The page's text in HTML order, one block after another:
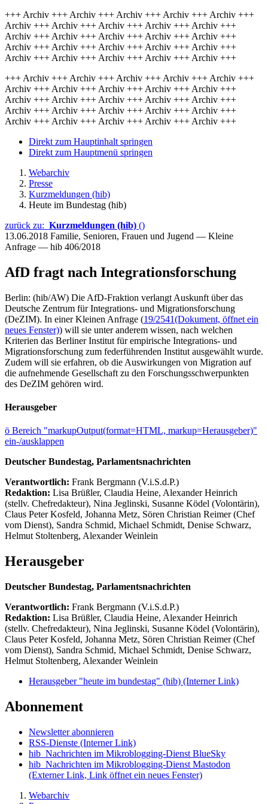
+++ Archiv +++ Archiv +++ Archiv +++ Archiv +++ Archiv +++
Archiv +++ Archiv +++ Archiv +++ Archiv +++ Archiv +++
Archiv +++ Archiv +++ Archiv +++ Archiv +++ Archiv +++
Archiv +++ Archiv +++ Archiv +++ Archiv +++ Archiv +++
Archiv +++ Archiv +++ Archiv +++ Archiv +++ Archiv +++
+++ Archiv +++ Archiv +++ Archiv +++ Archiv +++ Archiv +++
Archiv +++ Archiv +++ Archiv +++ Archiv +++ Archiv +++
Archiv +++ Archiv +++ Archiv +++ Archiv +++ Archiv +++
Archiv +++ Archiv +++ Archiv +++ Archiv +++ Archiv +++
Archiv +++ Archiv +++ Archiv +++ Archiv +++ Archiv +++
Direkt zum Hauptinhalt springen
Direkt zum Hauptmenü springen
Webarchiv
Presse
Kurzmeldungen (hib)
Heute im Bundestag (hib)
zurück zu: Kurzmeldungen (hib) ()
13.06.2018 Familie, Senioren, Frauen und Jugend — Kleine
Anfrage — hib 406/2018
AfD fragt nach Integrationsforschung
Berlin: (hib/AW) Die AfD-Fraktion verlangt Auskunft über das
Deutsche Zentrum für Integrations- und Migrationsforschung
(DeZIM). In einer Kleinen Anfrage (19/2541(Dokument, öffnet ein
neues Fenster)) will sie unter anderem wissen, nach welchen
Kriterien das Berliner Institut für empirische Integrations- und
Migrationsforschung zum federführenden Institut ausgewählt wurde.
Zudem will sie erfahren, ob die Auswirkungen von Migration auf
die aufnehmende Gesellschaft zu den Forschungsschwerpunkten
des DeZIM gehören wird.
Herausgeber
ö Bereich "markupOutput(format=HTML, markup=Herausgeber)"
ein-/ausklappen
Deutscher Bundestag, Parlamentsnachrichten
Verantwortlich: Frank Bergmann (V.i.S.d.P.)
Redaktion: Lisa Brüßler, Claudia Heine, Alexander Heinrich
(stellv. Chefredakteur), Nina Jeglinski, Susanne Ködel (Volontärin),
Claus Peter Kosfeld, Johanna Metz, Sören Christian Reimer (Chef
vom Dienst), Sandra Schmid, Michael Schmidt, Denise Schwarz,
Helmut Stoltenberg, Alexander Weinlein
Herausgeber
Deutscher Bundestag, Parlamentsnachrichten
Verantwortlich: Frank Bergmann (V.i.S.d.P.)
Redaktion: Lisa Brüßler, Claudia Heine, Alexander Heinrich
(stellv. Chefredakteur), Nina Jeglinski, Susanne Ködel (Volontärin),
Claus Peter Kosfeld, Johanna Metz, Sören Christian Reimer (Chef
vom Dienst), Sandra Schmid, Michael Schmidt, Denise Schwarz,
Helmut Stoltenberg, Alexander Weinlein
Herausgeber "heute im bundestag" (hib) (Interner Link)
Abonnement
Newsletter abonnieren
RSS-Dienste (Interner Link)
hib_Nachrichten im Mikroblogging-Dienst BlueSky
hib_Nachrichten im Mikroblogging-Dienst Mastodon
(Externer Link, Link öffnet ein neues Fenster)
Webarchiv